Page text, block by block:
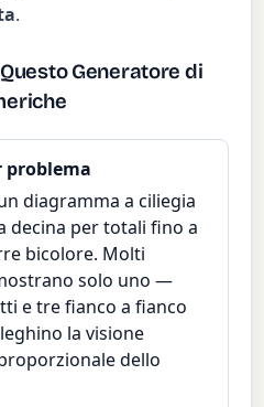
.
Generatore di
problema
diagramma a ciliegia
decina per totali fino a
bicolore. Molti
solo uno —
e tre fianco a fianco
la visione
dello